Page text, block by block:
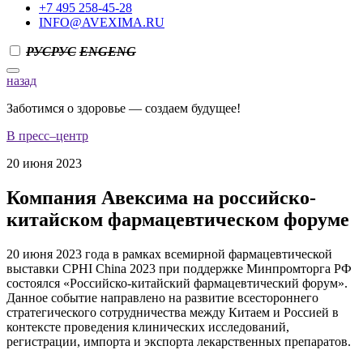
+7 495 258-45-28
INFO@AVEXIMA.RU
РУСРУС ENGENG
назад
Заботимся о здоровье — создаем будущее!
В пресс–центр
20 июня 2023
Компания Авексима на российско-
китайском фармацевтическом форуме
20 июня 2023 года в рамках всемирной фармацевтической
выставки CPHI China 2023 при поддержке Минпромторга РФ
состоялся «Российско-китайский фармацевтический форум».
Данное событие направлено на развитие всестороннего
стратегического сотрудничества между Китаем и Россией в
контексте проведения клинических исследований,
регистрации, импорта и экспорта лекарственных препаратов.